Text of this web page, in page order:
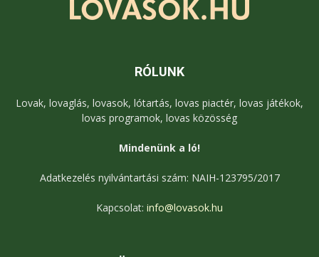
RÓLUNK
Lovak, lovaglás, lovasok, lótartás, lovas piactér, lovas játékok,
lovas programok, lovas közösség
Mindenünk a ló!
Adatkezelés nyilvántartási szám: NAIH-123795/2017
Kapcsolat: info@lovasok.hu